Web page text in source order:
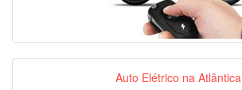
Auto Elétrico na Atlântica